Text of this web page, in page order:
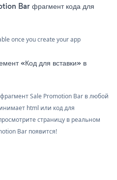
Bar фрагмент кода для
once you create your app
«Код для вставки» в
Sale Promotion Bar в любой
html или код для
страницу в реальном
Bar появится!